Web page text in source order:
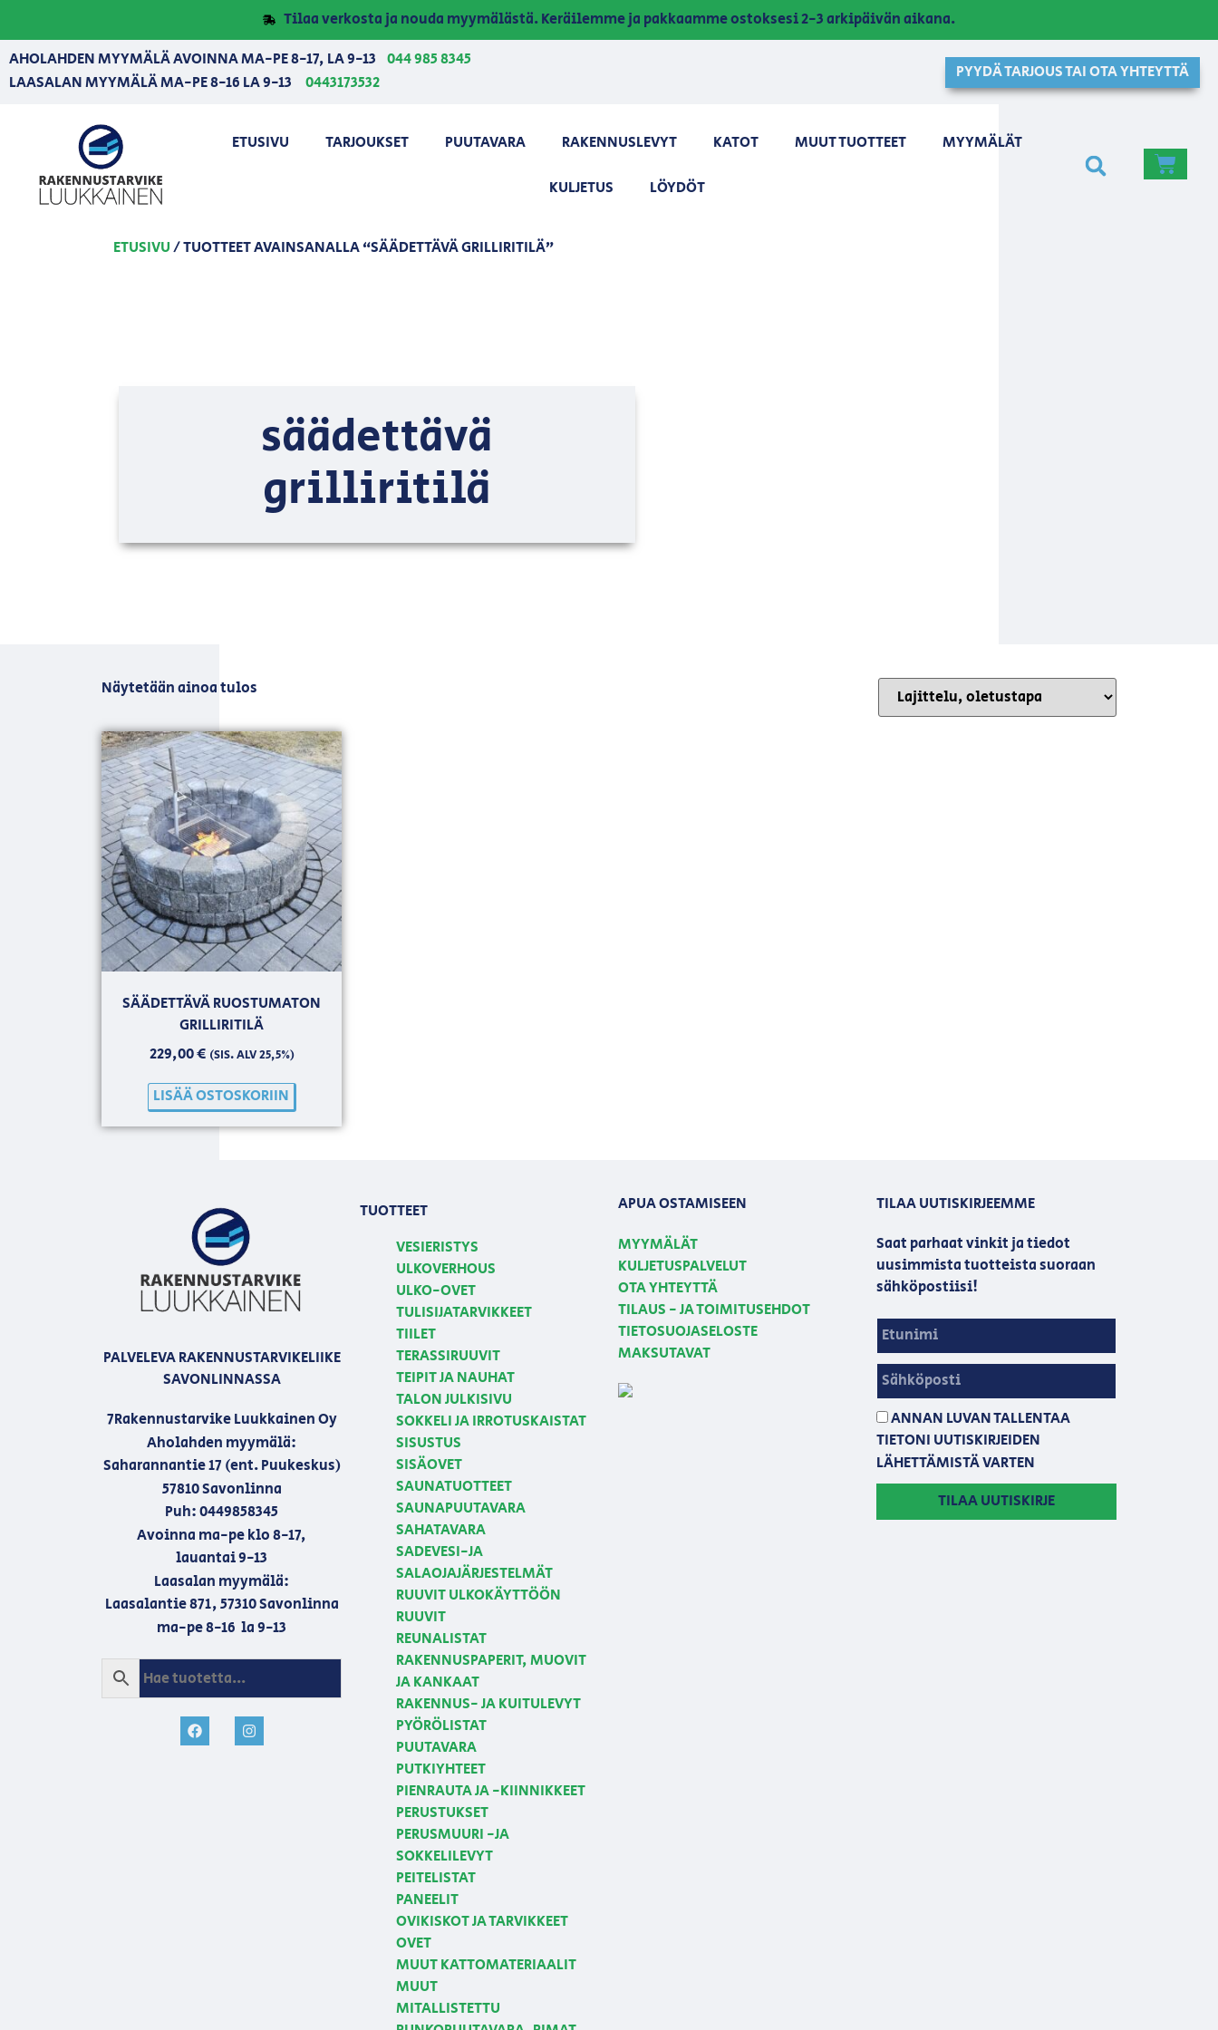
Tilaa verkosta ja nouda myymälästä. Keräilemme ja pakkaamme ostoksesi 2-3 arkipäivän aikana.
AHOLAHDEN MYYMÄLÄ AVOINNA MA-PE 8-17, LA 9-13 044 985 8345
LAASALAN MYYMÄLÄ MA-PE 8-16 LA 9-13
0443173532
PYYDÄ TARJOUS TAI OTA YHTEYTTÄ
ETUSIVU TARJOUKSET PUUTAVARA RAKENNUSLEVYT KATOT MUUT TUOTTEET MYYMÄLÄT
KULJETUS LÖYDÖT
ETUSIVU/ TUOTTEET AVAINSANALLA “SÄÄDETTÄVÄ GRILLIRITILÄ”
säädettävä
grilliritilä
Näytetään ainoa tulos
SÄÄDETTÄVÄ RUOSTUMATON
GRILLIRITILÄ
229,00€ (SIS. ALV 25,5%)
LISÄÄ OSTOSKORIIN
PALVELEVA RAKENNUSTARVIKELIIKE
SAVONLINNASSA
7Rakennustarvike Luukkainen Oy
Aholahden myymälä:
Saharannantie 17 (ent. Puukeskus)
57810 Savonlinna
Puh: 0449858345
Avoinna ma-pe klo 8-17,
lauantai 9-13
Laasalan myymälä:
Laasalantie 871, 57310 Savonlinna
ma-pe 8-16 la 9-13
TUOTTEET
VESIERISTYS
ULKOVERHOUS
ULKO-OVET
TULISIJATARVIKKEET
TIILET
TERASSIRUUVIT
TEIPIT JA NAUHAT
TALON JULKISIVU
SOKKELI JA IRROTUSKAISTAT
SISUSTUS
SISÄOVET
SAUNATUOTTEET
SAUNAPUUTAVARA
SAHATAVARA
SADEVESI-JA
SALAOJAJÄRJESTELMÄT
RUUVIT ULKOKÄYTTÖÖN
RUUVIT
REUNALISTAT
RAKENNUSPAPERIT, MUOVIT
JA KANKAAT
RAKENNUS- JA KUITULEVYT
PYÖRÖLISTAT
PUUTAVARA
PUTKIYHTEET
PIENRAUTA JA -KIINNIKKEET
PERUSTUKSET
PERUSMUURI -JA
SOKKELILEVYT
PEITELISTAT
PANEELIT
OVIKISKOT JA TARVIKKEET
OVET
MUUT KATTOMATERIAALIT
MUUT
MITALLISTETTU
APUA OSTAMISEEN
MYYMÄLÄT
KULJETUSPALVELUT
OTA YHTEYTTÄ
TILAUS - JA TOIMITUSEHDOT
TIETOSUOJASELOSTE
MAKSUTAVAT
TILAA UUTISKIRJEEMME
Saat parhaat vinkit ja tiedot
uusimmista tuotteista suoraan
sähköpostiisi!
ANNAN LUVAN TALLENTAA
TIETONI UUTISKIRJEIDEN
LÄHETTÄMISTÄ VARTEN
TILAA UUTISKIRJE